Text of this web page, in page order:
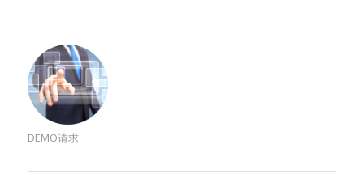
DEMO请求